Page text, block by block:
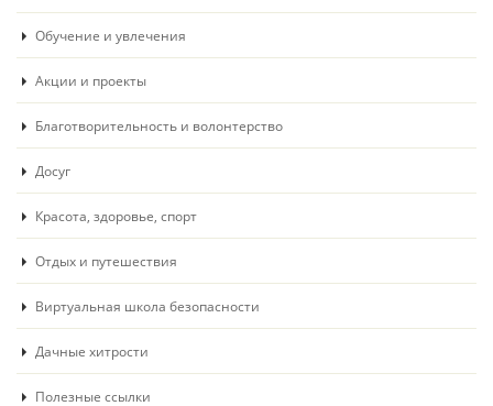
Обучение и увлечения
Акции и проекты
Благотворительность и волонтерство
Досуг
Красота, здоровье, спорт
Отдых и путешествия
Виртуальная школа безопасности
Дачные хитрости
Полезные ссылки